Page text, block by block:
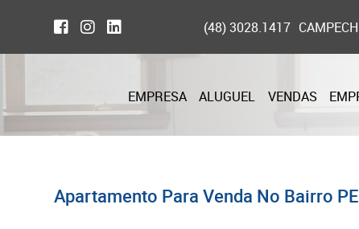
(48) 3028.1417
EMPRESA ALUGUEL VENDAS
Apartamento Para Venda No Bairro